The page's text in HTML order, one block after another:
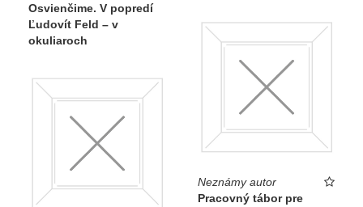
Osvienčime. V popredí
Ľudovít Feld – v
okuliaroch
Neznámy autor
Pracovný tábor pre